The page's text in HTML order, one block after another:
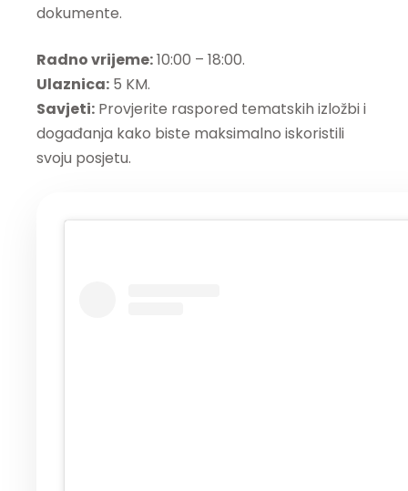
dokumente.
Radno vrijeme:10:00 – 18:00.
Ulaznica: 5 KM.
Savjeti: Provjerite raspored tematskih izložbi i
događanja kako biste maksimalno iskoristili
svoju posjetu.